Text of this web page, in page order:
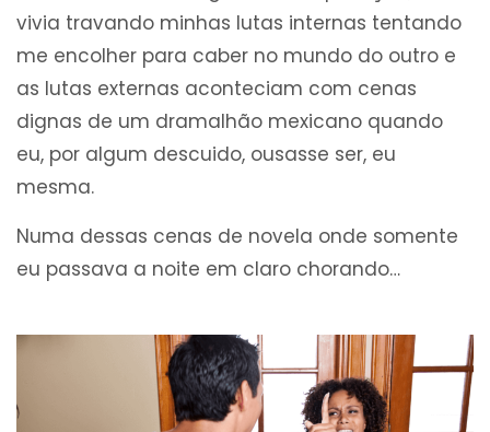
vivia travando minhas lutas internas tentando
me encolher para caber no mundo do outro e
as lutas externas aconteciam com cenas
dignas de um dramalhão mexicano quando
eu, por algum descuido, ousasse ser, eu
mesma.
Numa dessas cenas de novela onde somente
eu passava a noite em claro chorando…